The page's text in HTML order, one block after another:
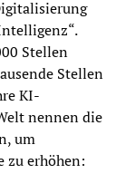
Stellen
Stellen
KI-
nennen die
um
zu erhöhen: